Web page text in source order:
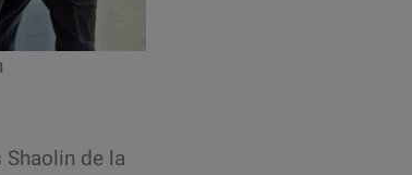
Shaolin de la